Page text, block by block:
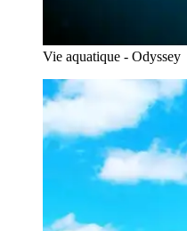
Vie aquatique - Odyssey